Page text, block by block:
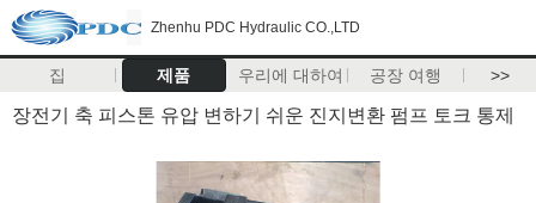
Zhenhu PDC Hydraulic CO.,LTD
집 제품 우리에 대하여 공장 여행 >>
장전기 축 피스톤 유압 변하기 쉬운 진지변환 펌프 토크 통제